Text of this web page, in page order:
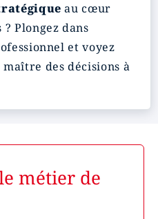
au cœur
Plongez dans
et voyez
des décisions à
métier de